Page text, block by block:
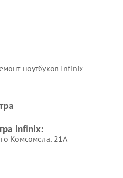
ноутбуков Infinix
Infinix:
Комсомола, 21А